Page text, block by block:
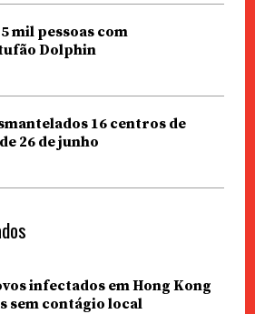
mil pessoas com
Dolphin
16 centros de
26 de junho
infectados em Hong Kong
sem contágio local